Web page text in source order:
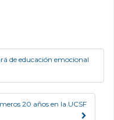
de educación emocional
20 años en la UCSF